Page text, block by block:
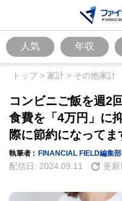
人気 年収
トップ> 家計 > その他家計
コンビニご飯を週2
食費を「4万円」に
際に節約になってま
執筆者 : FINANCIAL FIELD編集部
配信日: 2024.09.11 更新